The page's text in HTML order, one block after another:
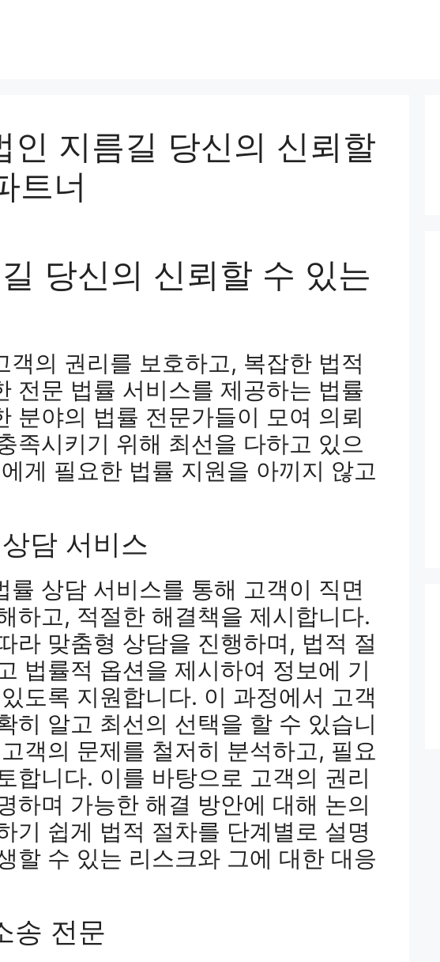
인 지름길 당신의 신뢰할
트너
당신의 신뢰할 수 있는
객의 권리를 보호하고, 복잡한 법적
전문 법률 서비스를 제공하는 법률
분야의 법률 전문가들이 모여 의뢰
족시키기 위해 최선을 다하고 있으
게 필요한 법률 지원을 아끼지 않고
담 서비스
률 상담 서비스를 통해 고객이 직면
하고, 적절한 해결책을 제시합니다.
라 맞춤형 상담을 진행하며, 법적 절
법률적 옵션을 제시하여 정보에 기
도록 지원합니다. 이 과정에서 고객
히 알고 최선의 선택을 할 수 있습니
객의 문제를 철저히 분석하고, 필요
합니다. 이를 바탕으로 고객의 권리
하며 가능한 해결 방안에 대해 논의
기 쉽게 법적 절차를 단계별로 설명
할 수 있는 리스크와 그에 대한 대응
송 전문